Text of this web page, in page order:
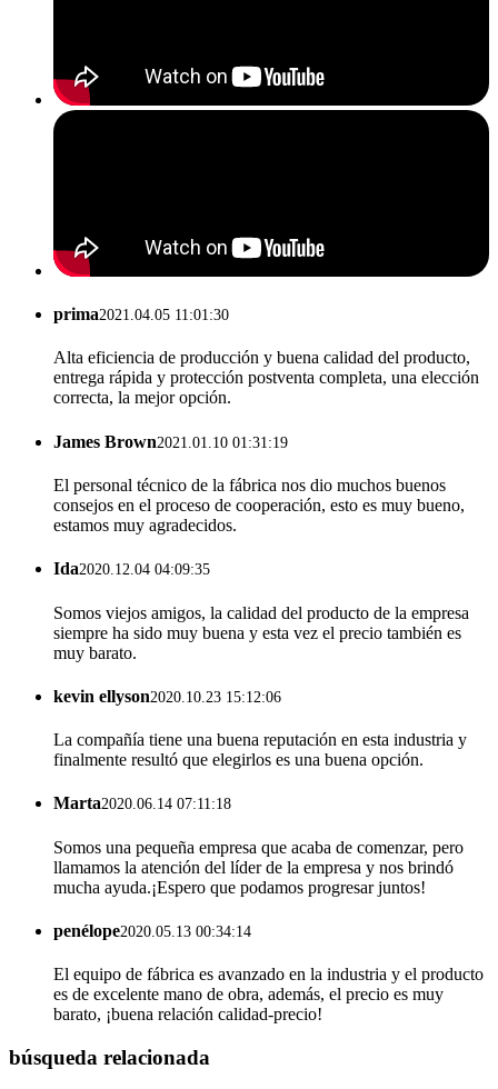
prima2021.04.05 11:01:30
Alta eficiencia de producción y buena calidad del producto,
entrega rápida y protección postventa completa, una elección
correcta, la mejor opción.
James Brown2021.01.10 01:31:19
El personal técnico de la fábrica nos dio muchos buenos
consejos en el proceso de cooperación, esto es muy bueno,
estamos muy agradecidos.
Ida2020.12.04 04:09:35
Somos viejos amigos, la calidad del producto de la empresa
siempre ha sido muy buena y esta vez el precio también es
muy barato.
kevin ellyson2020.10.23 15:12:06
La compañía tiene una buena reputación en esta industria y
finalmente resultó que elegirlos es una buena opción.
Marta2020.06.14 07:11:18
Somos una pequeña empresa que acaba de comenzar, pero
llamamos la atención del líder de la empresa y nos brindó
mucha ayuda.¡Espero que podamos progresar juntos!
penélope2020.05.13 00:34:14
El equipo de fábrica es avanzado en la industria y el producto
es de excelente mano de obra, además, el precio es muy
barato, ¡buena relación calidad-precio!
búsqueda relacionada